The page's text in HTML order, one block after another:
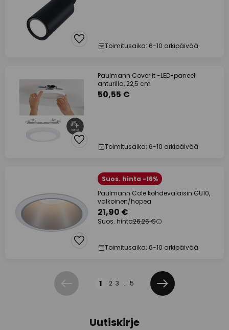
Toimitusaika: 6-10 arkipäivää
Paulmann Cover it -LED-paneeli
anturilla, 22,5 cm
50,55 €
Toimitusaika: 6-10 arkipäivää
Suos. hinta -16%
Paulmann Cole kohdevalaisin GU10,
valkoinen/hopea
21,90 €
Suos. hinta26,26 €
Toimitusaika: 6-10 arkipäivää
Edellinen 1 2 3 ... 5
Seuraava
Uutiskirje